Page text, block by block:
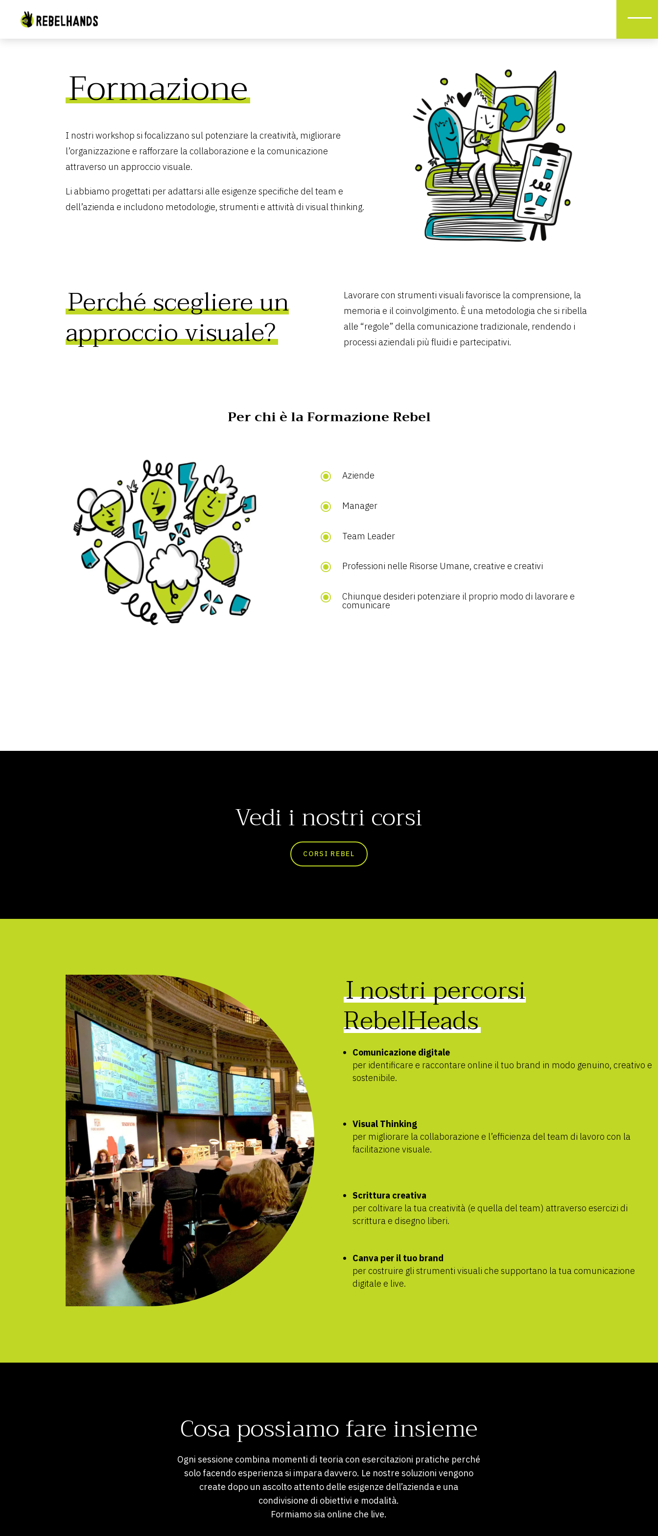
Formazione
I nostri workshop si focalizzano sul potenziare la creatività, migliorare
l’organizzazione e rafforzare la collaborazione e la comunicazione
attraverso un approccio visuale.
Li abbiamo progettati per adattarsi alle esigenze specifiche del team e
dell’azienda e includono metodologie, strumenti e attività di visual thinking.
Perché scegliere un
approccio visuale?
Lavorare con strumenti visuali favorisce la comprensione, la
memoria e il coinvolgimento. È una metodologia che si ribella
alle “regole” della comunicazione tradizionale, rendendo i
processi aziendali più fluidi e partecipativi.
Per chi è la Formazione Rebel
\ Aziende
\ Manager
\ Team Leader
\ Professioni nelle Risorse Umane, creative e creativi
\ Chiunque desideri potenziare il proprio modo di lavorare e
comunicare
Vedi i nostri corsi
CORSI REBEL
I nostri percorsi
RebelHeads
Comunicazione digitale
per identificare e raccontare online il tuo brand in modo genuino, creativo e
sostenibile.
Visual Thinking
per migliorare la collaborazione e l’efficienza del team di lavoro con la
facilitazione visuale.
Scrittura creativa
per coltivare la tua creatività (e quella del team) attraverso esercizi di
scrittura e disegno liberi.
Canva per il tuo brand
per costruire gli strumenti visuali che supportano la tua comunicazione
digitale e live.
Cosa possiamo fare insieme
Ogni sessione combina momenti di teoria con esercitazioni pratiche perché
solo facendo esperienza si impara davvero. Le nostre soluzioni vengono
create dopo un ascolto attento delle esigenze dell’azienda e una
condivisione di obiettivi e modalità.
Formiamo sia online che live.